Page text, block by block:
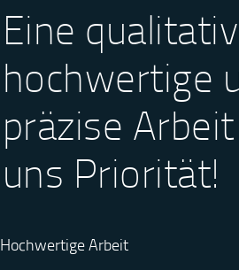
Eine qualitativ
hochwertige
präzise
uns Priorität!
Hochwertige Arbeit